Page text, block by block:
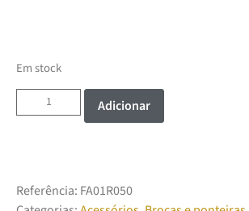
Em stock
Adicionar
Referência: FA01R050